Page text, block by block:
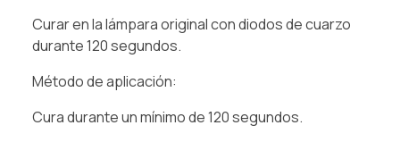
Curar en la lámpara original con diodos de cuarzo
durante 120 segundos.
Método de aplicación:
Cura durante un mínimo de 120 segundos.